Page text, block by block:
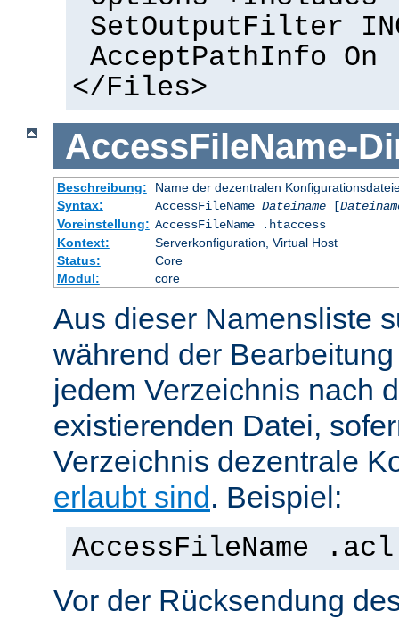
SetOutputFilter
AcceptPathInfo On
</Files>
AccessFileName-
Beschreibung:
Name der dezentralen
Syntax:
AccessFileName Dateiname[
Voreinstellung: AccessFileName .htaccess
Kontext:
Serverkonfiguration, Virtual Host
Status:
Core
Modul:
core
Aus dieser Namensliste
während der
jedem Verzeichnis nach
existierenden Datei,
Verzeichnis dezentrale
erlaubt sind . Beispiel:
AccessFileName .acl
Vor der Rücksendung